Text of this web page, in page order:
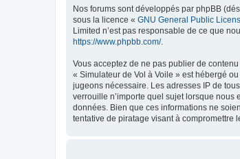
Nos forums sont développés par phpBB
sous la licence « GNU General Public
Limited n’est pas responsable de ce que
https://www.phpbb.com/.
Vous acceptez de ne pas publier de
« Simulateur de Vol à Voile » est hébergé
jugeons nécessaire. Les adresses IP de
verrouille n’importe quel sujet lorsque nous
données. Bien que ces informations ne
tentative de piratage visant à compromettre